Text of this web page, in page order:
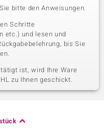
bitte den Anweisungen.
Schritte
etc.) und lesen und
bis Sie
ist, wird Ihre Ware
zu Ihnen geschickt.